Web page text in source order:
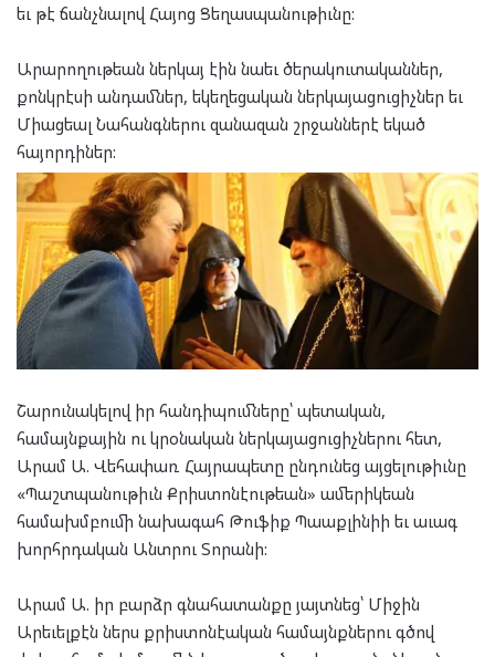
եւ թէ ճանչնալով Հայոց Ցեղասպանութիւնը:
Արարողութեան ներկայ էին նաեւ ծերակուտականներ,
քոնկրէսի անդամներ, եկեղեցական ներկայացուցիչներ եւ
Միացեալ Նահանգներու զանազան շրջաններէ եկած
հայորդիներ:
Շարունակելով իր հանդիպումները՝ պետական,
համայնքային ու կրօնական ներկայացուցիչներու հետ,
Արամ Ա. Վեհափառ Հայրապետը ընդունեց այցելութիւնը
«Պաշտպանութիւն Քրիստոնէութեան» ամերիկեան
համախմբումի նախագահ Թուֆիք Պաաքլինիի եւ աւագ
խորհրդական Անտրու Տորանի:
Արամ Ա. իր բարձր գնահատանքը յայտնեց՝ Միջին
Արեւելքէն ներս քրիստոնէական համայնքներու գծով